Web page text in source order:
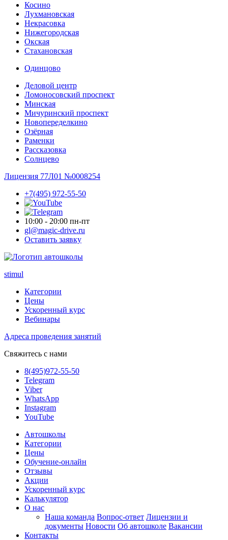
Косино
Лухмановская
Некрасовка
Нижегородская
Окская
Стахановская
Одинцово
Деловой центр
Ломоносовский проспект
Минская
Мичуринский проспект
Новопере­делкино
Озёрная
Раменки
Рассказовка
Солнцево
Лицензия 77Л01 №0008254
+7(495) 972-55-50
10:00 - 20:00 пн-пт
gl@magic-drive.ru
Оставить заявку
stimul
Категории
Цены
Ускоренный курс
Вебинары
Адреса проведения занятий
Свяжитесь с нами
8(495)972-55-50
Telegram
Viber
WhatsApp
Instagram
YouTube
Автошколы
Категории
Цены
Обучение-онлайн
Отзывы
Акции
Ускоренный курс
Калькулятор
О нас
Наша команда Вопрос-ответ Лицензии и
документы Новости Об автошколе Вакансии
Контакты